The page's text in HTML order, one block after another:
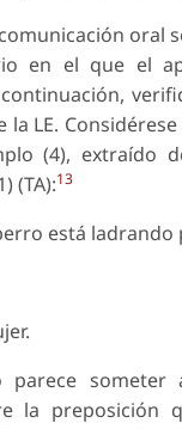
oral
en el que el
la LE.
(4), extraído
(TA):13
está ladrando
parece someter
la preposición